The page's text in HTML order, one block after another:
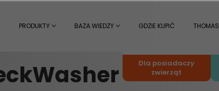
PRODUKTY BAZA WIEDZY GDZIE KUPIĆ THOMAS
Dla posiadaczy
zwierząt